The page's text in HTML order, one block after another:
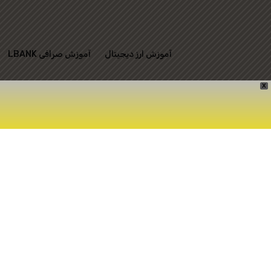
آموزش ارز دیجیتال آموزش صرافی LBANK
X